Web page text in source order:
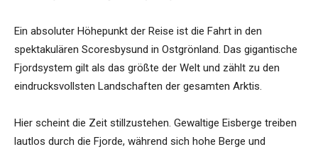
Ein absoluter Höhepunkt der Reise ist die Fahrt in den
spektakulären Scoresbysund in Ostgrönland. Das gigantische
Fjordsystem gilt als das größte der Welt und zählt zu den
eindrucksvollsten Landschaften der gesamten Arktis.
Hier scheint die Zeit stillzustehen. Gewaltige Eisberge treiben
lautlos durch die Fjorde, während sich hohe Berge und